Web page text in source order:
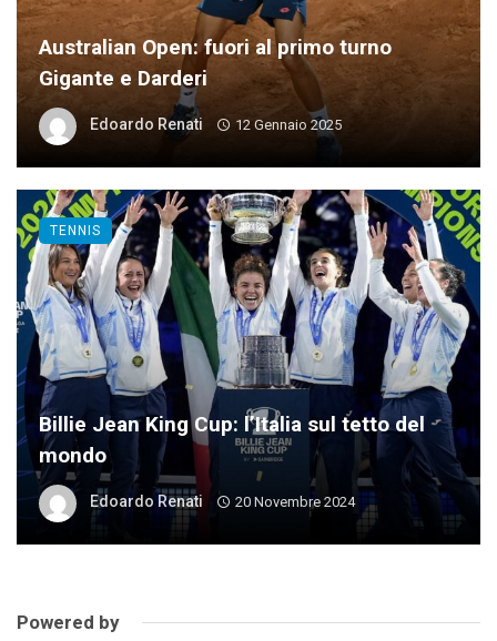
Australian Open: fuori al primo turno
Gigante e Darderi
Edoardo Renati 12 Gennaio 2025
Billie Jean King Cup: l’Italia sul tetto del
mondo
Edoardo Renati 20 Novembre 2024
TENNIS
Powered by